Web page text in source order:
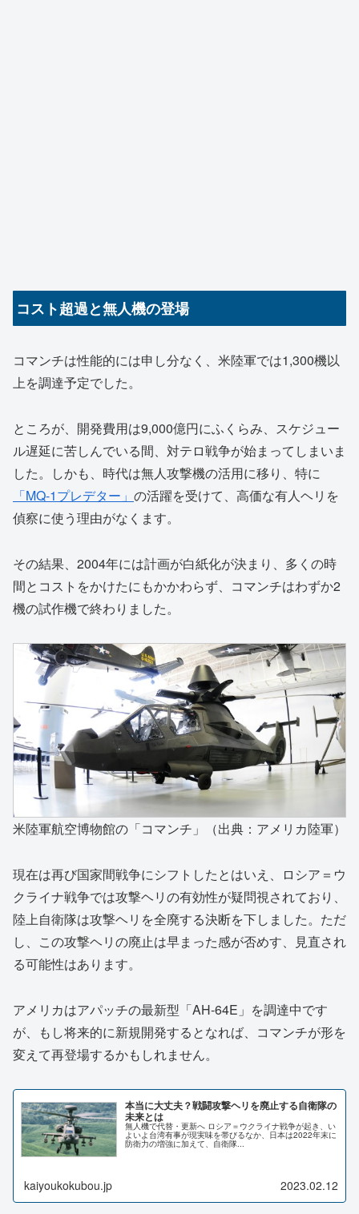
コスト超過と無人機の登場
コマンチは性能的には申し分なく、米陸軍では1,300機以
上を調達予定でした。
ところが、開発費用は9,000億円にふくらみ、スケジュー
ル遅延に苦しんでいる間、対テロ戦争が始まってしまいま
した。しかも、時代は無人攻撃機の活用に移り、特に
「MQ-1プレデター」 の活躍を受けて、高価な有人ヘリを
偵察に使う理由がなくます。
その結果、2004年には計画が白紙化が決まり、多くの時
間とコストをかけたにもかかわらず、コマンチはわずか2
機の試作機で終わりました。
米陸軍航空博物館の「コマンチ」（出典：アメリカ陸軍）
現在は再び国家間戦争にシフトしたとはいえ、ロシア＝ウ
クライナ戦争では攻撃ヘリの有効性が疑問視されており、
陸上自衛隊は攻撃ヘリを全廃する決断を下しました。ただ
し、この攻撃ヘリの廃止は早まった感が否めす、見直され
る可能性はあります。
アメリカはアパッチの最新型「AH-64E」を調達中です
が、もし将来的に新規開発するとなれば、コマンチが形を
変えて再登場するかもしれません。
本当に大丈夫？戦闘攻撃ヘリを廃止する自衛隊の
未来とは
無人機で代替・更新へ ロシア＝ウクライナ戦争が起き、い
よいよ台湾有事が現実味を帯びるなか、日本は2022年末に
防衛力の増強に加えて、自衛隊...
kaiyoukokubou.jp 2023.02.12